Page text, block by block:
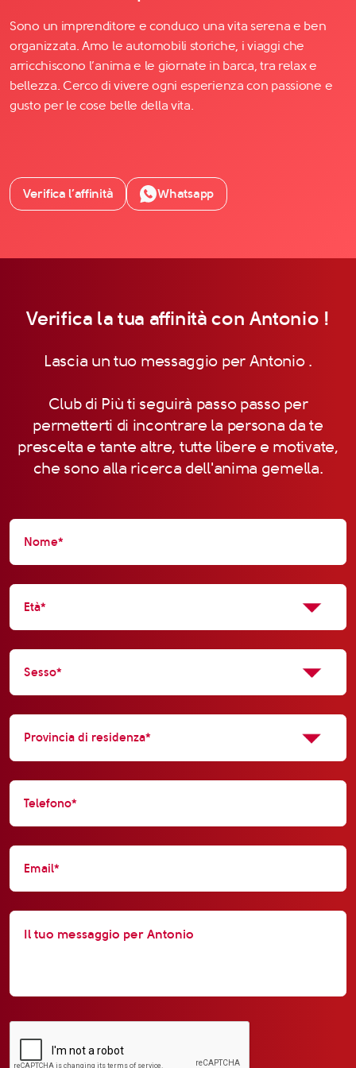
Sono un imprenditore e conduco una vita serena e ben
organizzata. Amo le automobili storiche, i viaggi che
arricchiscono l’anima e le giornate in barca, tra relax e
bellezza. Cerco di vivere ogni esperienza con passione e
gusto per le cose belle della vita.
Verifica l’affinità Whatsapp
Verifica la tua affinità con Antonio !
Lascia un tuo messaggio per Antonio .
Club di Più ti seguirà passo passo per
permetterti di incontrare la persona da te
prescelta e tante altre, tutte libere e motivate,
che sono alla ricerca dell'anima gemella.